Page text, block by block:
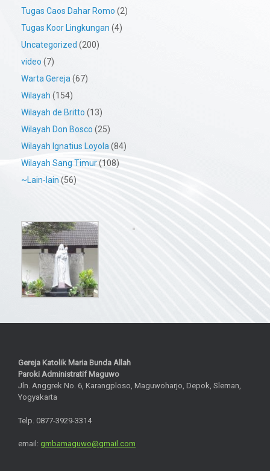
Tugas Caos Dahar Romo (2)
Tugas Koor Lingkungan (4)
Uncategorized (200)
video (7)
Warta Gereja (67)
Wilayah (154)
Wilayah de Britto (13)
Wilayah Don Bosco (25)
Wilayah Ignatius Loyola (84)
Wilayah Sang Timur(108)
~Lain-lain (56)
Gereja Katolik Maria Bunda Allah
Paroki Administratif Maguwo
Jln. Anggrek No. 6, Karangploso, Maguwoharjo, Depok, Sleman,
Yogyakarta
Telp. 0877-3929-3314
email: gmbamaguwo@gmail.com